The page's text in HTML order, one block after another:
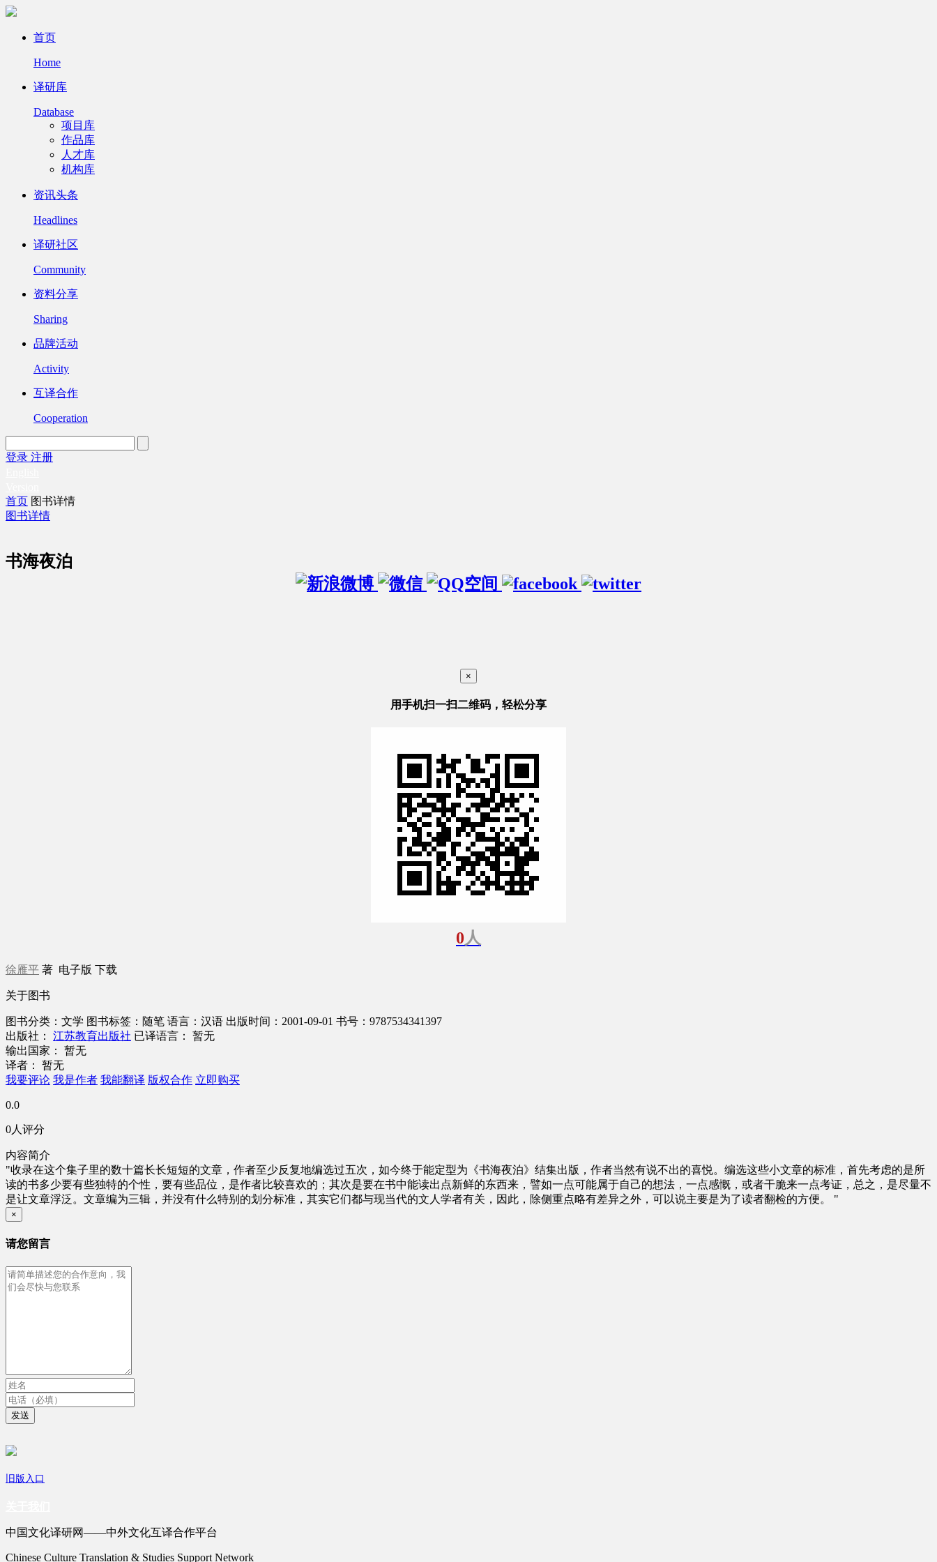
首页
Home
译研库
Database
项目库
作品库
人才库
机构库
资讯头条
Headlines
译研社区
Community
资料分享
Sharing
品牌活动
Activity
互译合作
Cooperation
登录 注册
首页 图书详情
图书详情
书海夜泊
×
用手机扫一扫二维码，轻松分享
0人
徐雁平 著 电子版 下载
关于图书
图书分类：文学 图书标签：随笔 语言：汉语 出版时间：2001-09-01 书号：9787534341397
出版社： 江苏教育出版社 已译语言： 暂无
输出国家： 暂无
译者： 暂无
我要评论 我是作者 我能翻译 版权合作 立即购买
0.0
0人评分
内容简介
"收录在这个集子里的数十篇长长短短的文章，作者至少反复地编选过五次，如今终于能定型为《书海夜泊》结集出版，作者当然有说不出的喜悦。编选这些小文章的标准，首先考虑的是所
读的书多少要有些独特的个性，要有些品位，是作者比较喜欢的；其次是要在书中能读出点新鲜的东西来，譬如一点可能属于自己的想法，一点感慨，或者干脆来一点考证，总之，是尽量不
是让文章浮泛。文章编为三辑，并没有什么特别的划分标准，其实它们都与现当代的文人学者有关，因此，除侧重点略有差异之外，可以说主要是为了读者翻检的方便。 "
×
请您留言
发送
旧版入口
中国文化译研网——中外文化互译合作平台
Chinese Culture Translation & Studies Support Network